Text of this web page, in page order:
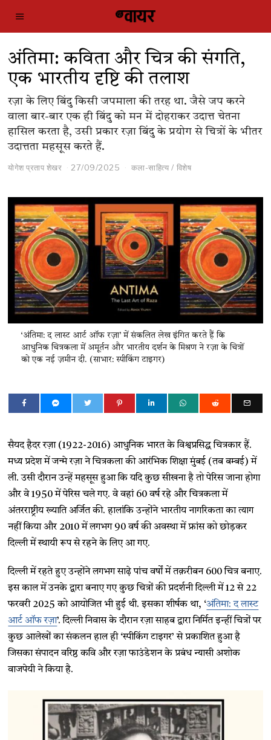
अंतिमा: कविता और चित्र की संगति,
एक भारतीय दृष्टि की तलाश
रज़ा के लिए बिंदु किसी जपमाला की तरह था. जैसे जप करने
वाला बार-बार एक ही बिंदु को मन में दोहराकर उदात्त चेतना
हासिल करता है, उसी प्रकार रज़ा बिंदु के प्रयोग से चित्रों के भीतर
उदात्तता महसूस करते हैं.
योगेश प्रताप शेखर 27/09/2025 कला-साहित्य / विशेष
‘अंतिमा: द लास्ट आर्ट ऑफ रज़ा’ में संकलित लेख इंगित करते हैं कि
आधुनिक चित्रकला में अमूर्तन और भारतीय दर्शन के मिश्रण ने रज़ा के चित्रों
को एक नई ज़मीन दी. (साभार: स्पीकिंग टाइगर)
सैयद हैदर रज़ा (1922-2016) आधुनिक भारत के विश्वप्रसिद्ध चित्रकार हैं.
मध्य प्रदेश में जन्मे रज़ा ने चित्रकला की आरंभिक शिक्षा मुंबई (तब बम्बई) में
ली. उसी दौरान उन्हें महसूस हुआ कि यदि कुछ सीखना है तो पेरिस जाना होगा
और वे 1950 में पेरिस चले गए. वे वहां 60 वर्ष रहे और चित्रकला में
अंतरराष्ट्रीय ख्याति अर्जित की. हालांकि उन्होंने भारतीय नागरिकता का त्याग
नहीं किया और 2010 में लगभग 90 वर्ष की अवस्था में फ्रांस को छोड़कर
दिल्ली में स्थायी रूप से रहने के लिए आ गए.
दिल्ली में रहते हुए उन्होंने लगभग साढ़े पांच वर्षों में तक़रीबन 600 चित्र बनाए.
इस काल में उनके द्वारा बनाए गए कुछ चित्रों की प्रदर्शनी दिल्ली में 12 से 22
फरवरी 2025 को आयोजित भी हुई थी. इसका शीर्षक था, ‘अंतिमा: द लास्ट
आर्ट ऑफ रज़ा’. दिल्ली निवास के दौरान रज़ा साहब द्वारा निर्मित इन्हीं चित्रों पर
कुछ आलेखों का संकलन हाल ही ‘स्पीकिंग टाइगर’ से प्रकाशित हुआ है
जिसका संपादन वरिष्ठ कवि और रज़ा फाउंडेशन के प्रबंध न्यासी अशोक
वाजपेयी ने किया है.